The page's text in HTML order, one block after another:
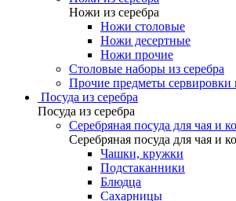
Ножи из серебра
Ножи столовые
Ножи десертные
Ножи прочие
Столовые наборы из серебра
Прочие предметы сервировки
Посуда из серебра
Посуда из серебра
Серебряная посуда для чая и
Серебряная посуда для чая и
Чашки, кружки
Подстаканники
Блюдца
Сахарницы